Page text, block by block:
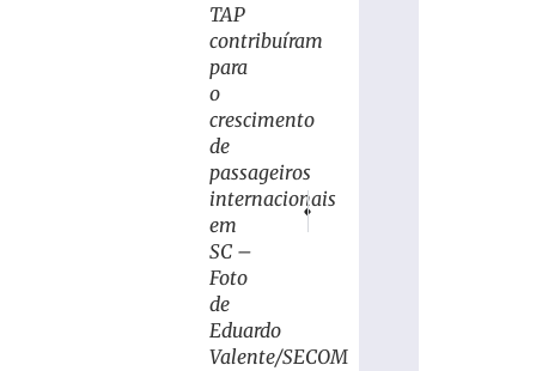
TAP
contribuíram
para
o
crescimento
de
passageiros
internacionais
em
SC –
Foto
de
Eduardo
Valente/SECOM
PRÓXIMO